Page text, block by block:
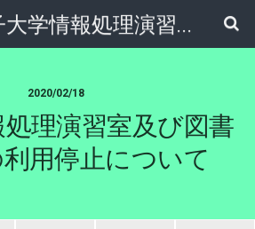
福岡女子大学情報処理演習室
2020/02/18
理演習室及び図書
用停止について